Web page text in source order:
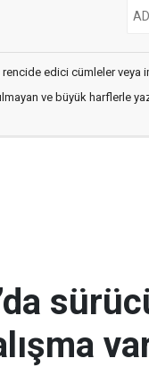
edici cümleler veya
ve büyük harflerle